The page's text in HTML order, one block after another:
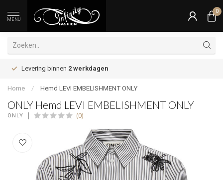
MENU
0
Levering binnen 2 werkdagen
Home / Hemd LEVI EMBELISHMENT ONLY
ONLY Hemd LEVI EMBELISHMENT ONLY
ONLY (0)